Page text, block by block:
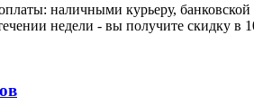
наличными курьеру,
недели - вы получите скидку в